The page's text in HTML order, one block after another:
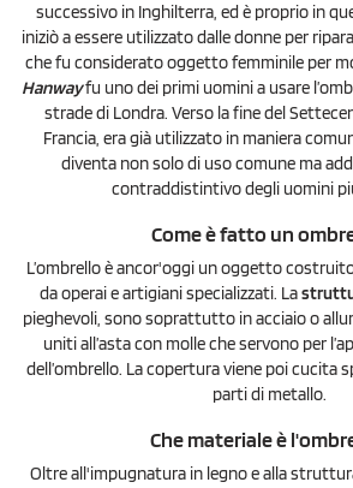
successivo in Inghilterra, ed è proprio in
iniziò a essere utilizzato dalle donne per
che fu considerato oggetto femminile per
Hanwayfu uno dei primi uomini a usare
strade di Londra. Verso la fine del
Francia, era già utilizzato in maniera
diventa non solo di uso comune ma
contraddistintivo degli uomini
Come è fatto un
L’ombrello è ancor'oggi un oggetto
da operai e artigiani specializzati. La
pieghevoli, sono soprattutto in acciaio o
uniti all’asta con molle che servono per
dell’ombrello. La copertura viene poi cucita
parti di metallo.
Che materiale è
Oltre all'impugnatura in legno e alla